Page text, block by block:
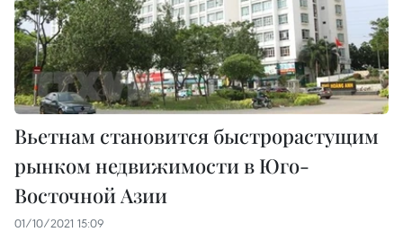
Вьетнам становится быстрорастущим
рынком недвижимости в Юго-
Восточной Азии
01/10/2021 15:09